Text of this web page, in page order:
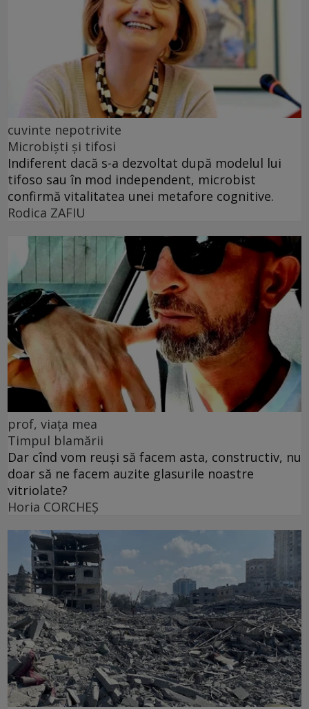
cuvinte nepotrivite
Microbiști și tifosi
Indiferent dacă s-a dezvoltat după modelul lui
tifoso sau în mod independent, microbist
confirmă vitalitatea unei metafore cognitive.
Rodica ZAFIU
prof, viața mea
Timpul blamării
Dar cînd vom reuși să facem asta, constructiv, nu
doar să ne facem auzite glasurile noastre
vitriolate?
Horia CORCHEŞ